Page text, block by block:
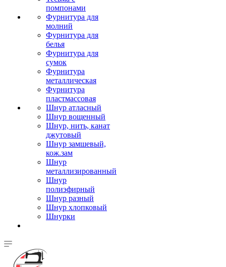
помпонами
Фурнитура для
молний
Фурнитура для
белья
Фурнитура для
сумок
Фурнитура
металлическая
Фурнитура
пластмассовая
Шнур атласный
Шнур вощенный
Шнур, нить, канат
джутовый
Шнур замшевый,
кож.зам
Шнур
металлизированный
Шнур
полиэфирный
Шнур разный
Шнур хлопковый
Шнурки